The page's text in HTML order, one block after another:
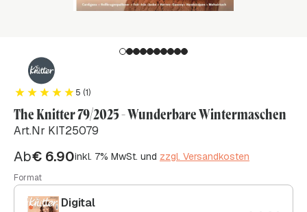
5 (1)
The Knitter 79/2025 - Wunderbare Wintermaschen
Art.Nr KIT25079
Ab€ 6.90inkl. 7% MwSt. und zzgl. Versandkosten
Format
Digital